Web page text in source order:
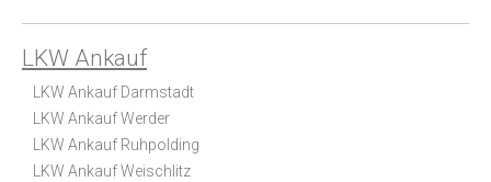
LKW Ankauf
LKW Ankauf Darmstadt
LKW Ankauf Werder
LKW Ankauf Ruhpolding
LKW Ankauf Weischlitz